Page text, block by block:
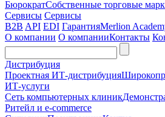
БюрократСобственные торговые
Сервисы Сервисы
B2B API EDI ГарантияMerlion
О компании О компанииКонтакты
Дистрибуция
Проектная ИТ-дистрибуция
ИТ-услуги
Сеть компьютерных клиник
Ритейл и e-commerce